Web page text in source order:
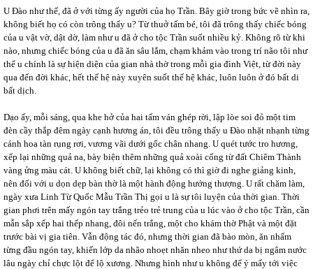
U Đào như thế, đã ở với từng ấy người của họ Trần. Bây giờ trong bức vẽ nhìn ra,
không biết họ có còn trông thấy u? Từ thuở tấm bé, tôi đã trông thấy chiếc bóng
của u vật vờ, dật dờ, làm như u đã ở cho tộc Trần suốt nhiều kỷ. Không rõ từ khi
nào, nhưng chiếc bóng của u đã ăn sâu lắm, chạm khảm vào trong trí não tôi như
thể u chính là sự hiện diện của gian nhà thờ trong mỗi gia đình Việt, từ đời này
qua đến đời khác, hết thế hệ này xuyên suốt thế hệ khác, luôn luôn ở đó bất di
bất dịch.
Dạo ấy, mỗi sáng, qua khe hở của hai tấm ván ghép rời, lập lòe soi đỏ một tim
đèn cầy thắp đêm ngày cạnh hương án, tôi đều trông thấy u Đào nhặt nhạnh từng
cánh hoa tàn rụng rơi, vương vãi dưới gốc chân nhang. U quét tước tro hương,
xếp lại những quả na, bày biện thêm những quả xoài cống từ đất Chiêm Thành
vàng ửng màu cát. U không biết chữ, lại không có thì giờ đi nghe giảng kinh,
nên đối với u dọn dẹp bàn thờ là một hành động hướng thượng. U rất chăm làm,
ngày xưa Linh Từ Quốc Mẫu Trần Thị gọi u là sự tôi luyện của thời gian. Thời
gian phơi trên mấy ngón tay trắng trẻo trẻ trung của u lúc vào ở cho tộc Trần, cần
mẫn sắp xếp hai thếp nhang, đôi nến trắng, một cho khám thờ Phật và một đặt
trước bài vị gia tiên. Vẫn động tác đó, nhưng thời gian đã bào mòn, ăn nhấm
từng đầu ngón tay, khiến lớp da nhão nhoẹt nhăn nheo như thứ da bị ngâm nước
lâu ngày chỉ chực lột để lộ xương. Nhưng hình như u không để ý mấy tới việc